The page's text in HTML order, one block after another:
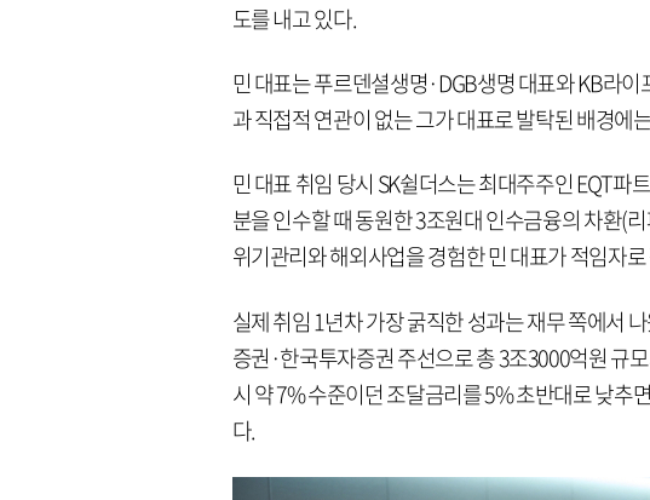
도를 내고 있다.
민 대표는 푸르덴셜생명·DGB생명 대표와 KB라이
과 직접적 연관이 없는 그가 대표로 발탁된 배경에
민 대표 취임 당시 SK쉴더스는 최대주주인 EQT
분을 인수할 때 동원한 3조원대 인수금융의 차환(
위기관리와 해외사업을 경험한 민 대표가 적임자
실제 취임 1년차 가장 굵직한 성과는 재무 쪽에서
증권·한국투자증권 주선으로 총 3조3000억원 규
시 약 7% 수준이던 조달금리를 5% 초반대로 낮추
다.